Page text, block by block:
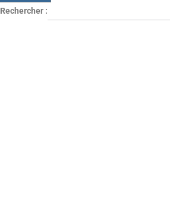
Rechercher :